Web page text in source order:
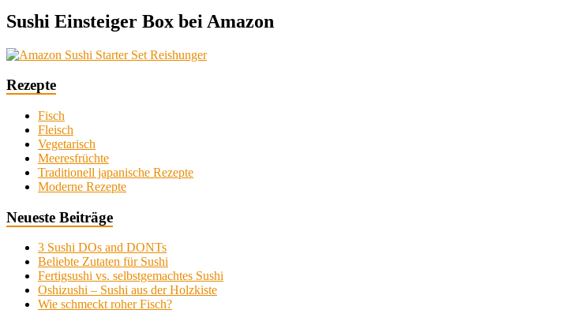
Sushi Einsteiger Box bei Amazon
Rezepte
Fisch
Fleisch
Vegetarisch
Meeresfrüchte
Traditionell japanische Rezepte
Moderne Rezepte
Neueste Beiträge
3 Sushi DOs and DONTs
Beliebte Zutaten für Sushi
Fertigsushi vs. selbstgemachtes Sushi
Oshizushi – Sushi aus der Holzkiste
Wie schmeckt roher Fisch?